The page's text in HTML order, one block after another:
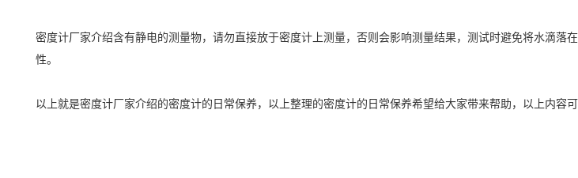
密度计厂家介绍含有静电的测量物，请勿直接放于密度计上测量，否则会影响测量结果，测试时避免将水滴落
性。
以上就是密度计厂家介绍的密度计的日常保养，以上整理的密度计的日常保养希望给大家带来帮助，以上内容可